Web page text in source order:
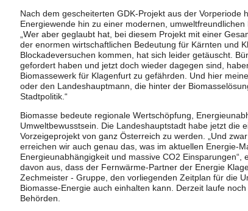
Nach dem gescheiterten GDK-Projekt aus der Vorperiode
Energiewende hin zu einer modernen,
„Wer aber geglaubt hat, bei diesem Projekt mit einer
der enormen wirtschaftlichen Bedeutung für Kärnten und
Blockadeversuchen kommen, hat sich leider getäuscht.
gefordert haben und jetzt doch wieder dagegen sind,
Biomassewerk für Klagenfurt zu gefährden. Und hier
oder den Landeshauptmann, die hinter der
Stadtpolitik.“
Biomasse bedeute regionale Wertschöpfung,
Umweltbewusstsein. Die Landeshauptstadt habe jetzt die
Vorzeigeprojekt von ganz Österreich zu werden. „Und
erreichen wir auch genau das, was im aktuellen Energie-
Energieunabhängigkeit und massive CO2
davon aus, dass der Fernwärme-Partner der Energie
Zechmeister - Gruppe, den vorliegenden Zeitplan für die
Biomasse-Energie auch einhalten kann. Derzeit laufe
Behörden.